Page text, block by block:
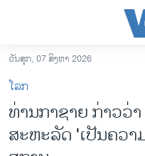
ເຂົ້າ
ຫາ
ຂ້າມ
ຂ້າມ
ຂ້າມ
ໄປ
ລາວ
ອາເມຣິກາ
ການເລືອກຕັ້ງ ປະທານາທີບໍດີ ສ
ວັນສຸກ, 07 ສິງຫາ 2026
ໂລກ
ທ່ານກາຊາຍ ກ່າວວ່
ສະຫະລັດ 'ເປັນຄວ